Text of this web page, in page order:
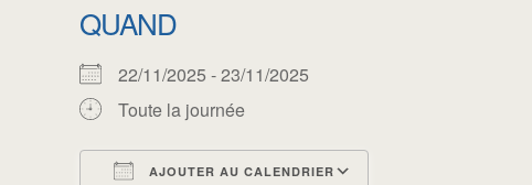
QUAND
22/11/2025 - 23/11/2025
Toute la journée
AJOUTER AU CALENDRIER